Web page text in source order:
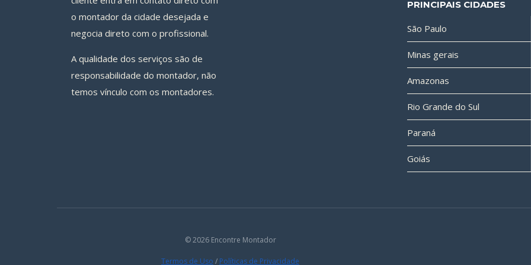
o montador da cidade desejada e
negocia direto com o profissional.
A qualidade dos serviços são de
responsabilidade do montador, não
temos vínculo com os montadores.
PRINCIPAIS CIDADES
São Paulo
Minas gerais
Amazonas
Rio Grande do Sul
Paraná
Goiás
© 2026 Encontre Montador
Termos de Uso / Políticas de Privacidade